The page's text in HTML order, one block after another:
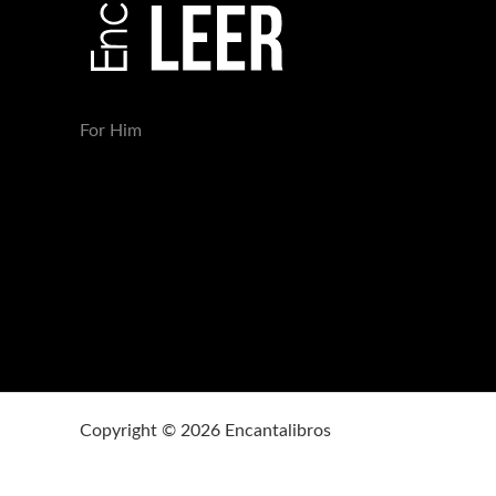
For Him
Copyright © 2026 Encantalibros